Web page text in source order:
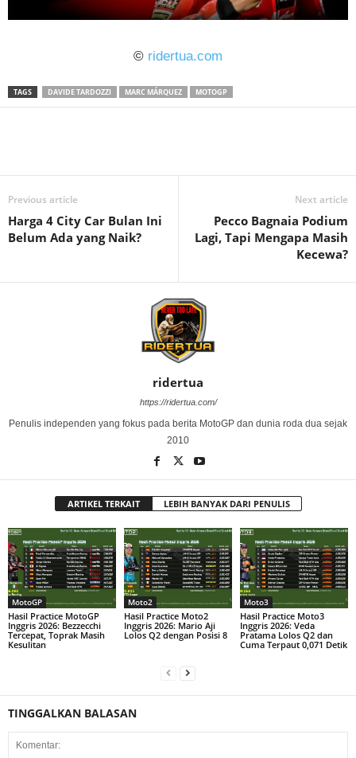
© ridertua.com
TAGS DAVIDE TARDOZZI MARC MÁRQUEZ MOTOGP
Previous article
Harga 4 City Car Bulan Ini
Belum Ada yang Naik?
Next article
Pecco Bagnaia Podium
Lagi, Tapi Mengapa Masih
Kecewa?
ridertua
https://ridertua.com/
Penulis independen yang fokus pada berita MotoGP dan dunia roda dua sejak
2010
ARTIKEL TERKAIT LEBIH BANYAK DARI PENULIS
MotoGP
Hasil Practice MotoGP
Inggris 2026: Bezzecchi
Tercepat, Toprak Masih
Kesulitan
Moto2
Hasil Practice Moto2
Inggris 2026: Mario Aji
Lolos Q2 dengan Posisi 8
Moto3
Hasil Practice Moto3
Inggris 2026: Veda
Pratama Lolos Q2 dan
Cuma Terpaut 0,071 Detik
TINGGALKAN BALASAN